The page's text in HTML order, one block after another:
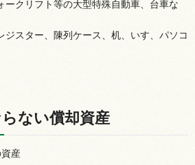
ークリフト等の大型特殊自動車、台車な
ジスター、陳列ケース、机、いす、パソコ
ない償却資産
産